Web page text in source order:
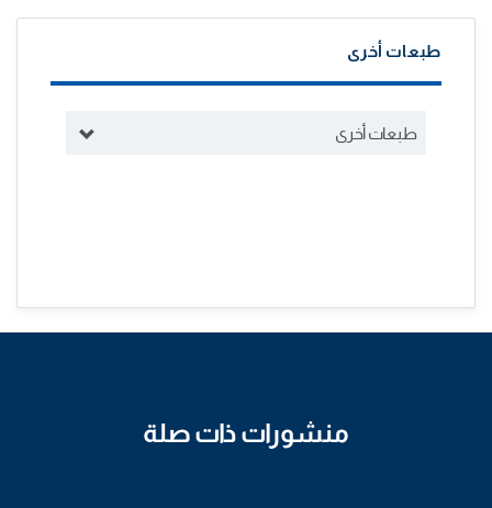
طبعات أخرى
طبعات أخرى
منشورات ذات صلة